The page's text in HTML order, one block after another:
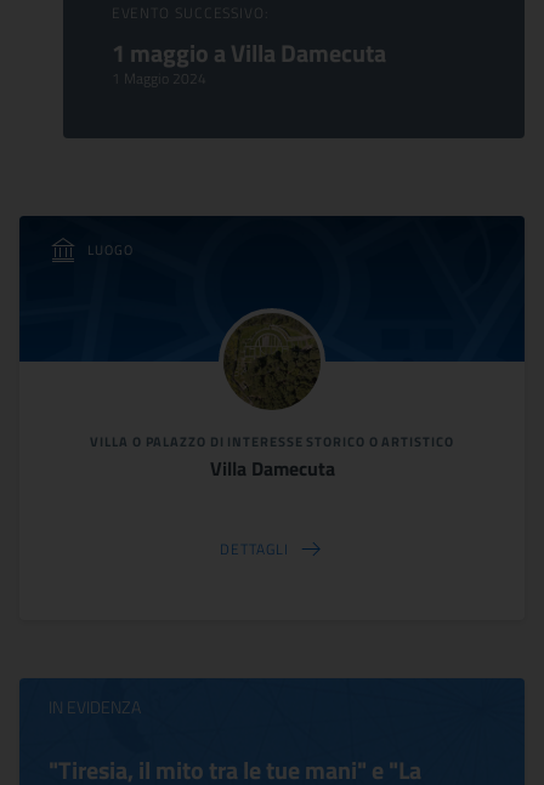
EVENTO SUCCESSIVO:
1 maggio a Villa Damecuta
1 Maggio 2024
LUOGO
VILLA O PALAZZO DI INTERESSE STORICO O ARTISTICO
Villa Damecuta
DETTAGLI
IN EVIDENZA
"Tiresia, il mito tra le tue mani" e "La